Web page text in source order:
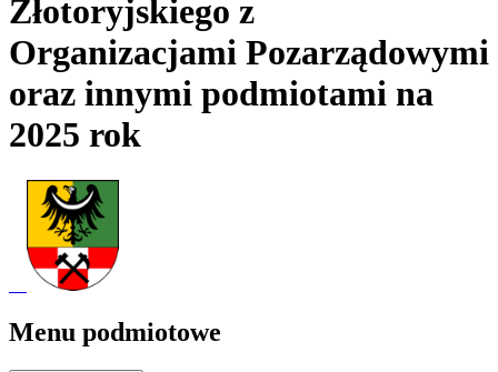
Złotoryjskiego z
Organizacjami Pozarządowymi
oraz innymi podmiotami na
2025 rok
Menu podmiotowe